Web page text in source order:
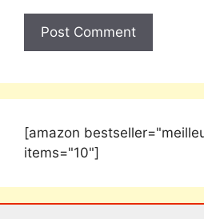
[amazon
items="10"]